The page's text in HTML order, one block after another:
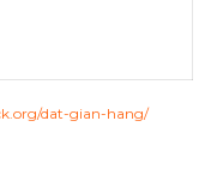
dat-gian-hang/